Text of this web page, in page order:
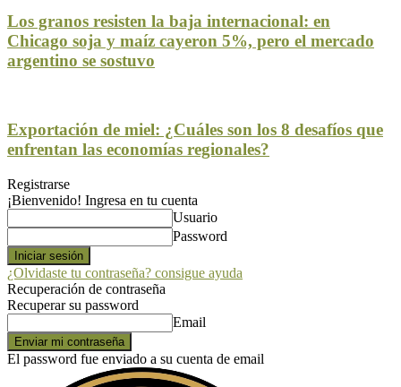
Los granos resisten la baja internacional: en
Chicago soja y maíz cayeron 5%, pero el mercado
argentino se sostuvo
Exportación de miel: ¿Cuáles son los 8 desafíos que
enfrentan las economías regionales?
Registrarse
¡Bienvenido! Ingresa en tu cuenta
Usuario
Password
¿Olvidaste tu contraseña? consigue ayuda
Recuperación de contraseña
Recuperar su password
Email
El password fue enviado a su cuenta de email